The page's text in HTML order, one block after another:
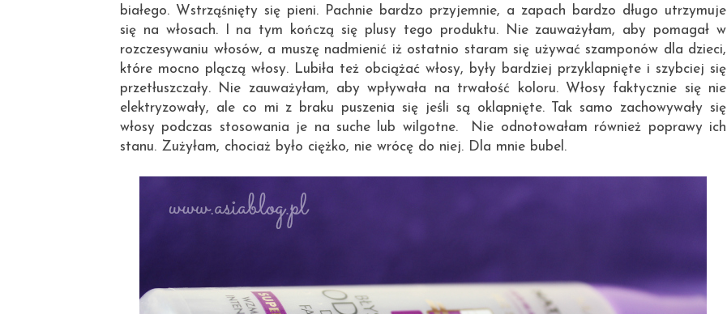
białego. Wstrząśnięty się pieni. Pachnie bardzo przyjemnie, a zapach bardzo długo utrzymuje
się na włosach. I na tym kończą się plusy tego produktu. Nie zauważyłam, aby pomagał w
rozczesywaniu włosów, a muszę nadmienić iż ostatnio staram się używać szamponów dla dzieci,
które mocno plączą włosy. Lubiła też obciążać włosy, były bardziej przyklapnięte i szybciej się
przetłuszczały. Nie zauważyłam, aby wpływała na trwałość koloru. Włosy faktycznie się nie
elektryzowały, ale co mi z braku puszenia się jeśli są oklapnięte. Tak samo zachowywały się
włosy podczas stosowania je na suche lub wilgotne. Nie odnotowałam również poprawy ich
stanu. Zużyłam, chociaż było ciężko, nie wrócę do niej. Dla mnie bubel.